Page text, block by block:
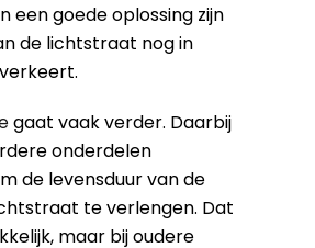
een goede oplossing zijn
de lichtstraat nog in
gaat vaak verder. Daarbij
onderdelen
de levensduur van de
te verlengen. Dat
maar bij oudere